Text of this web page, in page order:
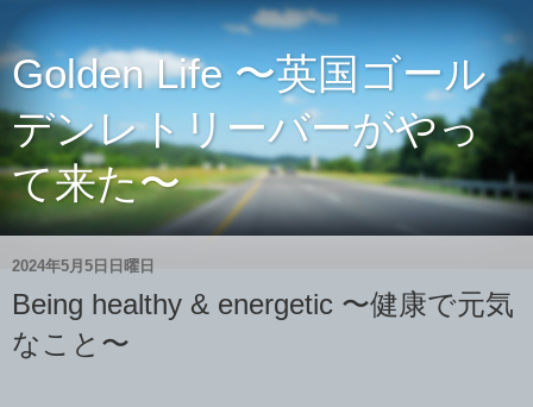
Golden Life 〜英国ゴール
デンレトリーバーがやっ
て来た〜
2024年5月5日日曜日
Being healthy & energetic 〜健康で元気
なこと〜